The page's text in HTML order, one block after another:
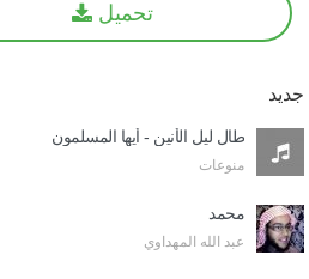
تحميل
جديد
طال ليل الأنين - أيها المسلمون
منوعات
محمد
عبد الله المهداوي